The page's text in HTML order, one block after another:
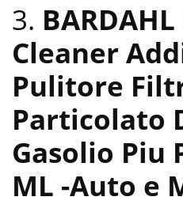
3. BARDAHL
Cleaner
Pulitore
Particolato
Gasolio Piu
ML -Auto e